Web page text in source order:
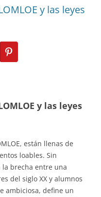
y las leyes
y las leyes
están llenas de
loables. Sin
la brecha entre una
del siglo XX y alumnos
ambiciosa, define un